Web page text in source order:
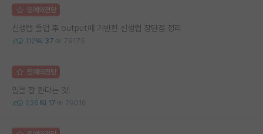
명예의전당
신생랩 졸업 후 output에 기반한 신생랩 장단점 정리
112 37 79175
명예의전당
일을 잘 한다는 것.
236 17 29016